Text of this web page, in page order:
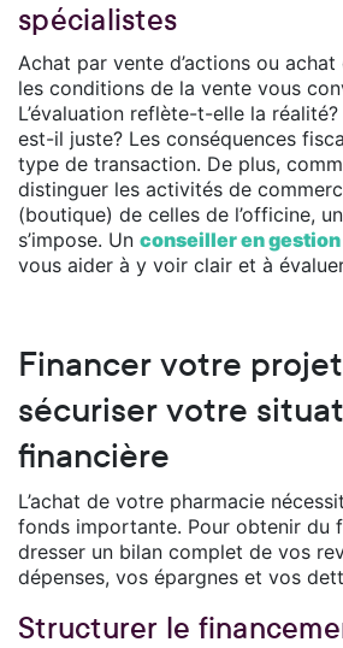
spécialistes
Achat par vente d’actions ou achat
les conditions de la vente vous
L’évaluation reflète-t-elle la
est-il juste? Les conséquences
type de transaction. De plus,
distinguer les activités de
(boutique) de celles de l’officine,
s’impose. Un conseiller en
vous aider à y voir clair et à
Financer votre
sécuriser votre
financière
L’achat de votre pharmacie
fonds importante. Pour obtenir du
dresser un bilan complet de vos
dépenses, vos épargnes et vos
Structurer le